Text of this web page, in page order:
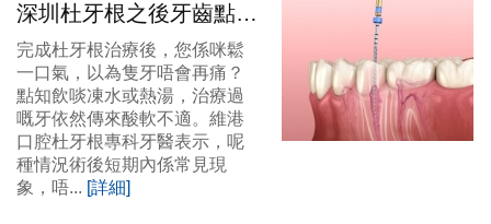
深圳杜牙根之後牙齒點解
都會酸痛？係正常嘅嗎？
維港口腔整牙點樣？
完成杜牙根治療後，您係咪鬆
一口氣，以為隻牙唔會再痛？
點知飲啖凍水或熱湯，治療過
嘅牙依然傳來酸軟不適。維港
口腔杜牙根專科牙醫表示，呢
種情況術後短期內係常見現
象，唔... [詳細]